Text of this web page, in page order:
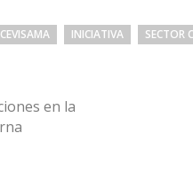
CEVISAMA INICIATIVA SECTOR
en la